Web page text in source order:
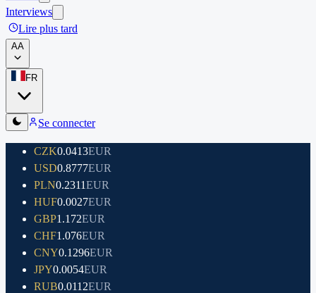
Interviews
Lire plus tard
AA
FR
Se connecter
CZK0.0413EUR
USD0.8777EUR
PLN0.2311EUR
HUF0.0027EUR
GBP1.172EUR
CHF1.076EUR
CNY0.1296EUR
JPY0.0054EUR
RUB0.0112EUR